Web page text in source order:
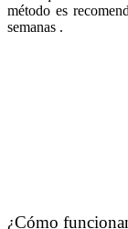
método es
semanas .
¿Cómo